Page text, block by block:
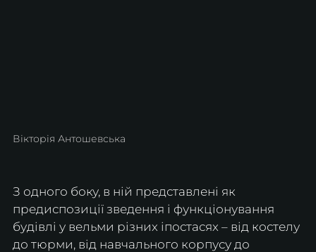
Вікторія Антошевська
З одного боку, в ній представлені як
предиспозиції зведення і функціонування
будівлі у вельми різних іпостасях – від костелу
до тюрми, від навчального корпусу до